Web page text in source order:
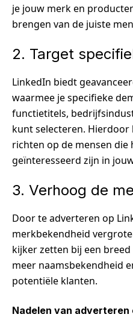
je jouw merk en
brengen van de juiste
2. Target
LinkedIn biedt
waarmee je specifieke
functietitels,
kunt selecteren.
richten op de mensen
geïnteresseerd zijn in
3. Verhoog de
Door te adverteren op
merkbekendheid
kijker zetten bij een
meer naamsbekendheid
potentiële klanten.
Nadelen van adverteren